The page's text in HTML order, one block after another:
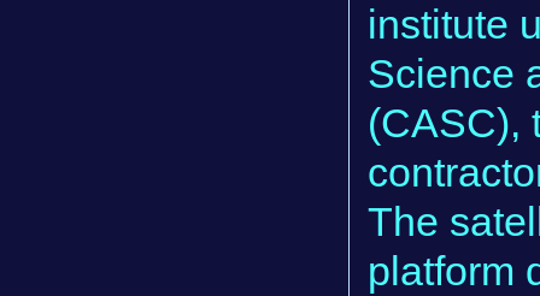
institute
Science
(CASC),
The
platform